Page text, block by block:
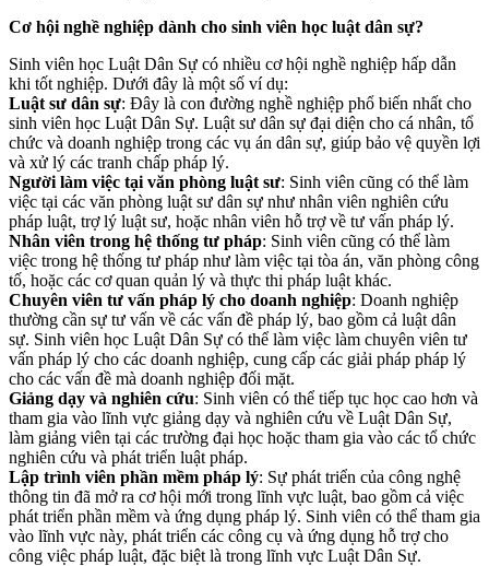
Cơ hội nghề nghiệp dành cho sinh viên học luật dân sự?
Sinh viên học Luật Dân Sự có nhiều cơ hội nghề nghiệp hấp dẫn
khi tốt nghiệp. Dưới đây là một số ví dụ:
Luật sư dân sự: Đây là con đường nghề nghiệp phổ biến nhất cho
sinh viên học Luật Dân Sự. Luật sư dân sự đại diện cho cá nhân, tổ
chức và doanh nghiệp trong các vụ án dân sự, giúp bảo vệ quyền lợi
và xử lý các tranh chấp pháp lý.
Người làm việc tại văn phòng luật sư: Sinh viên cũng có thể làm
việc tại các văn phòng luật sư dân sự như nhân viên nghiên cứu
pháp luật, trợ lý luật sư, hoặc nhân viên hỗ trợ về tư vấn pháp lý.
Nhân viên trong hệ thống tư pháp: Sinh viên cũng có thể làm
việc trong hệ thống tư pháp như làm việc tại tòa án, văn phòng công
tố, hoặc các cơ quan quản lý và thực thi pháp luật khác.
Chuyên viên tư vấn pháp lý cho doanh nghiệp: Doanh nghiệp
thường cần sự tư vấn về các vấn đề pháp lý, bao gồm cả luật dân
sự. Sinh viên học Luật Dân Sự có thể làm việc làm chuyên viên tư
vấn pháp lý cho các doanh nghiệp, cung cấp các giải pháp pháp lý
cho các vấn đề mà doanh nghiệp đối mặt.
Giảng dạy và nghiên cứu: Sinh viên có thể tiếp tục học cao hơn và
tham gia vào lĩnh vực giảng dạy và nghiên cứu về Luật Dân Sự,
làm giảng viên tại các trường đại học hoặc tham gia vào các tổ chức
nghiên cứu và phát triển luật pháp.
Lập trình viên phần mềm pháp lý: Sự phát triển của công nghệ
thông tin đã mở ra cơ hội mới trong lĩnh vực luật, bao gồm cả việc
phát triển phần mềm và ứng dụng pháp lý. Sinh viên có thể tham gia
vào lĩnh vực này, phát triển các công cụ và ứng dụng hỗ trợ cho
công việc pháp luật, đặc biệt là trong lĩnh vực Luật Dân Sự.